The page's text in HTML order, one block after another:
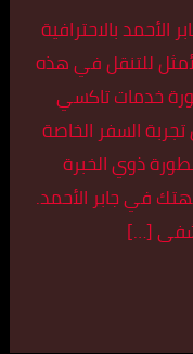
بالاحترافية
للتنقل في هذه
خدمات تاكسي
السفر الخاصة
ذوي الخبرة
في جابر الأحمد.
[…]